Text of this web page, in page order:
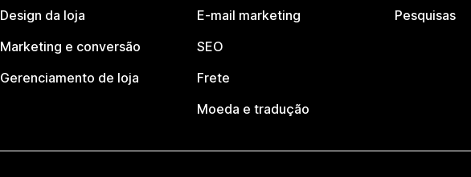
Design da loja
Marketing e conversão
Gerenciamento de loja
E-mail marketing
SEO
Frete
Moeda e tradução
Pesquisas